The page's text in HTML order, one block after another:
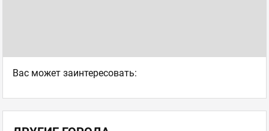
Ваc может заинтересовать: